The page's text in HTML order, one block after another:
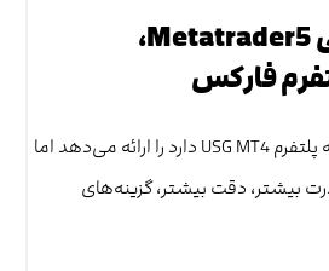
نرم‌افزار معاملاتی Metatrader5،
فارکس
پلتفرمUSG MT5 هر آنچه که پلتفرم USG MT4 دارد را ارائه می‌دهد اما
بیشتر، دقت بیشتر، گزینه‌های